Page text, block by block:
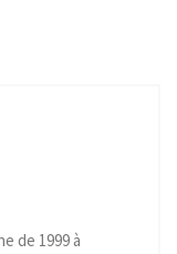
de 1999 à